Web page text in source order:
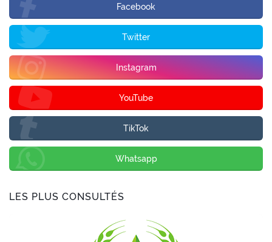
Facebook
Twitter
Instagram
YouTube
TikTok
Whatsapp
LES PLUS CONSULTÉS